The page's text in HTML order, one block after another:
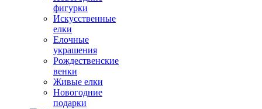
фигурки
Искусственные
елки
Елочные
украшения
Рождественские
венки
Живые елки
Новогодние
подарки